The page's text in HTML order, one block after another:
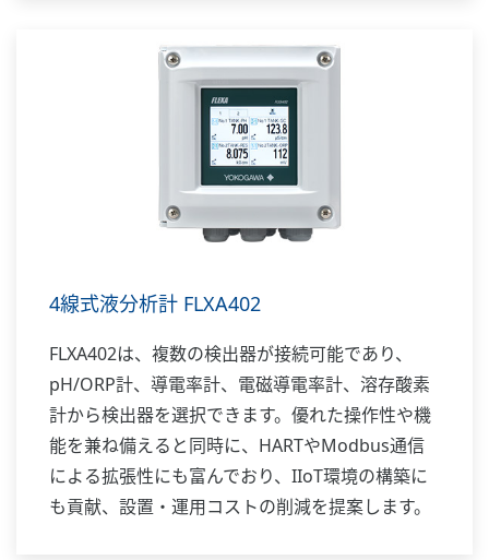
4線式液分析計 FLXA402
FLXA402は、複数の検出器が接続可能であり、
pH/ORP計、導電率計、電磁導電率計、溶存酸素
計から検出器を選択できます。優れた操作性や機
能を兼ね備えると同時に、HARTやModbus通信
による拡張性にも富んでおり、IIoT環境の構築に
も貢献、設置・運用コストの削減を提案します。